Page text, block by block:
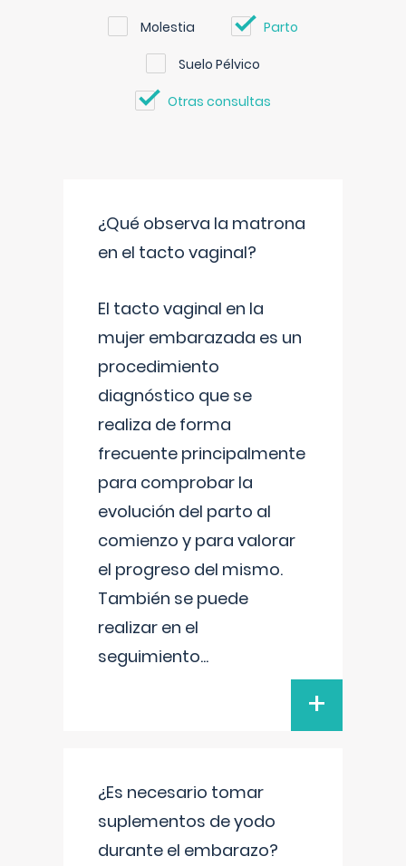
Molestia Parto
Suelo Pélvico
Otras consultas
¿Qué observa la matrona
en el tacto vaginal?
El tacto vaginal en la
mujer embarazada es un
procedimiento
diagnóstico que se
realiza de forma
frecuente principalmente
para comprobar la
evolución del parto al
comienzo y para valorar
el progreso del mismo.
También se puede
realizar en el
seguimiento...
+
¿Es necesario tomar
suplementos de yodo
durante el embarazo?